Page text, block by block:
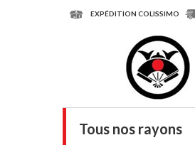
EXPÉDITION COLISSIMO
Tous nos rayons